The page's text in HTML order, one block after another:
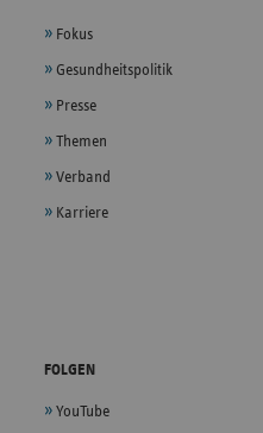
Fokus
Gesundheitspolitik
Presse
Themen
Verband
Karriere
FOLGEN
YouTube